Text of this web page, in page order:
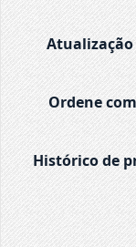
Ordene
Histórico de